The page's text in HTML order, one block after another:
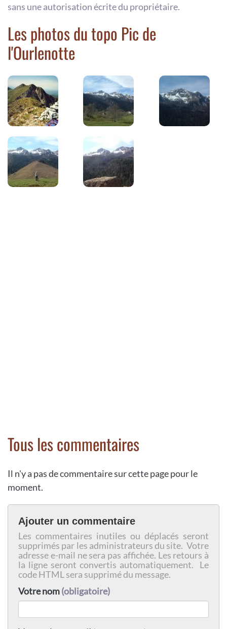
sans une autorisation écrite du propriétaire.
Les photos du topo Pic de
l'Ourlenotte
Tous les commentaires
Il n'y a pas de commentaire sur cette page pour le
moment.
Ajouter un commentaire
Les commentaires inutiles ou déplacés seront
supprimés par les administrateurs du site. Votre
adresse e-mail ne sera pas affichée. Les retours à
la ligne seront convertis automatiquement. Le
code HTML sera supprimé du message.
Votre nom(obligatoire)